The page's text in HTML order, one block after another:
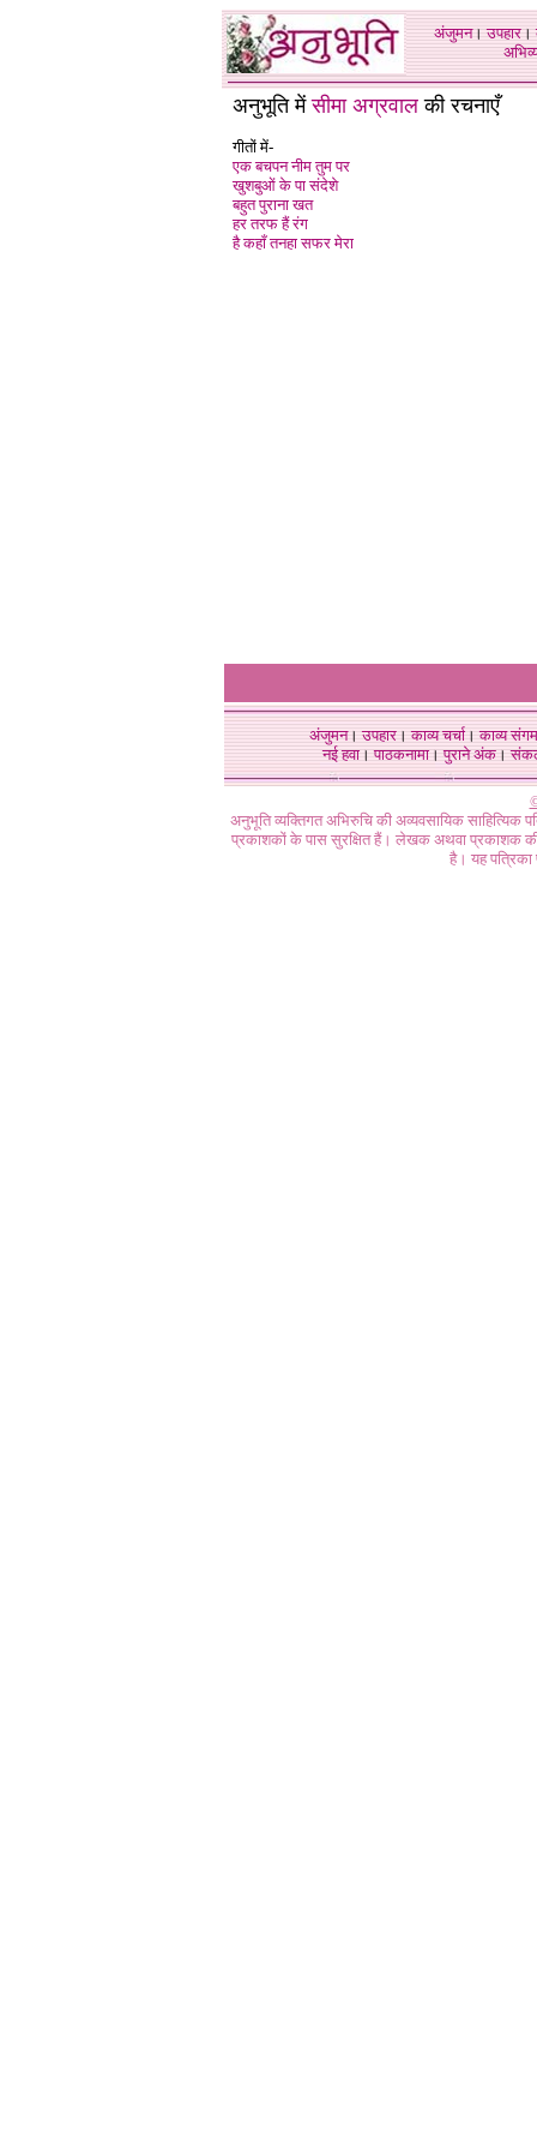
अंजुमन।उपहार।
अनुभूति मेंसीमा अग्रवाल की रचनाएँ
गीतों में-
एक बचपन नीम तुम पर
खुशबुओं के पा संदेशे
बहुत पुराना खत
हर तरफ हैं रंग
है कहाँ तनहा सफर मेरा
अंजुमन।उपहार।काव्य चर्चा।काव्य संगम
नई हवा। पाठकनामा। पुराने अंक।
अनुभूति व्यक्तिगत अभिरुचि की अव्यवसायिक
प्रकाशकों के पास सुरक्षित हैं। लेखक अथवा प्रकाशक की
है। यह पत्रिका